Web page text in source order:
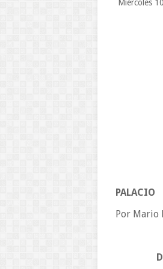
Miércoles
PALACIO
Por Mario